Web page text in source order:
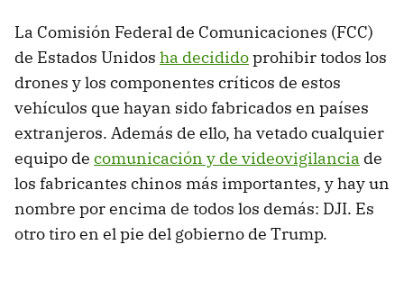
La Comisión Federal de Comunicaciones (FCC)
de Estados Unidos ha decididoprohibir todos los
drones y los componentes críticos de estos
vehículos que hayan sido fabricados en países
extranjeros. Además de ello, ha vetado cualquier
equipo de comunicación y de videovigilancia de
los fabricantes chinos más importantes, y hay un
nombre por encima de todos los demás: DJI. Es
otro tiro en el pie del gobierno de Trump.